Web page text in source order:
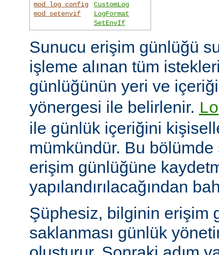
mod_log_config
mod_setenvif
CustomLog
LogFormat
SetEnvIf
Sunucu erişim günlüğü
işleme alınan tüm
günlüğünün yeri ve
yönergesi ile belirlenir.
ile günlük içeriğini
mümkündür. Bu
erişim günlüğüne
yapılandırılacağından
Şüphesiz, bilginin erişim
saklanması günlük